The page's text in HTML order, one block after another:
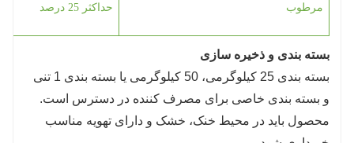
مرطوب حداکثر 25 درصد
بسته بندی و ذخیره سازی
بسته بندی 25 کیلوگرمی، 50 کیلوگرمی یا بسته بندی 1 تنی
و بسته بندی خاصی برای مصرف کننده در دسترس است.
محصول باید در محیط خنک، خشک و دارای تهویه مناسب